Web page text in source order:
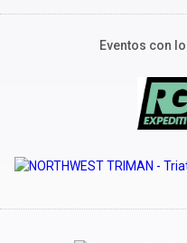
Eventos con